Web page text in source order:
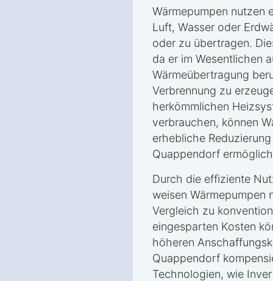
Wärmepumpen nutzen
Luft, Wasser oder
oder zu übertragen.
da er im Wesentlichen
Wärmeübertragung
Verbrennung zu
herkömmlichen
verbrauchen, können
erhebliche
Quappendorf
Durch die effiziente
weisen Wärmepumpen
Vergleich zu
eingesparten Kosten
höheren
Quappendorf
Technologien, wie